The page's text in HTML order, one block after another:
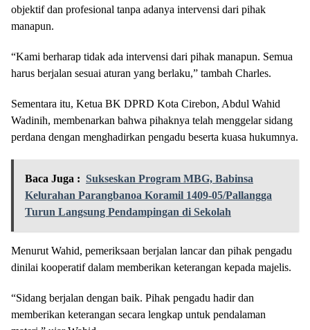
objektif dan profesional tanpa adanya intervensi dari pihak
manapun.
“Kami berharap tidak ada intervensi dari pihak manapun. Semua
harus berjalan sesuai aturan yang berlaku,” tambah Charles.
Sementara itu, Ketua BK DPRD Kota Cirebon, Abdul Wahid
Wadinih, membenarkan bahwa pihaknya telah menggelar sidang
perdana dengan menghadirkan pengadu beserta kuasa hukumnya.
Baca Juga : Sukseskan Program MBG, Babinsa
Kelurahan Parangbanoa Koramil 1409-05/Pallangga
Turun Langsung Pendampingan di Sekolah
Menurut Wahid, pemeriksaan berjalan lancar dan pihak pengadu
dinilai kooperatif dalam memberikan keterangan kepada majelis.
“Sidang berjalan dengan baik. Pihak pengadu hadir dan
memberikan keterangan secara lengkap untuk pendalaman